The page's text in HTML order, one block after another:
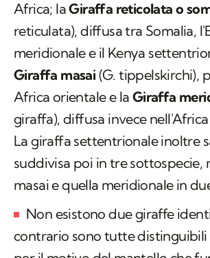
Africa; laGiraffa reticolata o
reticulata), diffusa tra Somalia,
meridionale e il Kenya
Giraffa masai (G. tippelskirchi),
Africa orientale e la Giraffa
giraffa), diffusa invece
La giraffa settentrionale inoltre
suddivisa poi in tre sottospecie,
masai e quella meridionale in
Non esistono due giraffe
contrario sono tutte distinguibili